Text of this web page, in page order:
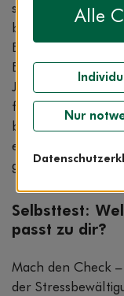
sinnvoll. Doch
beim anderen für
Entspannung, für
Es gibt also keine
Je besser du
findest du deinen
braucht es auch
es reicht, wenn du
ganz auf deine Art.
Selbsttest:
passt zu dir?
Mach den Check
der
Alle
Nur